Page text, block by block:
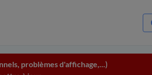
problèmes d'affichage,...)